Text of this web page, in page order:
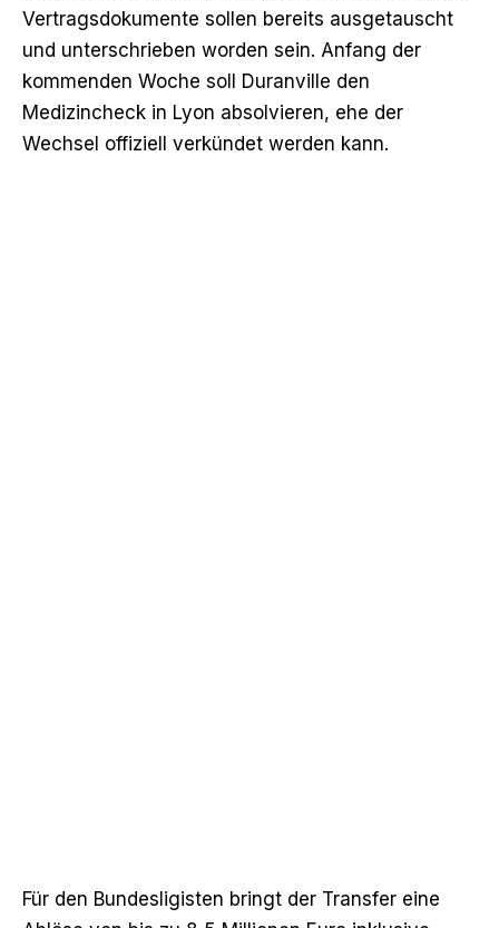
Vertragsdokumente sollen bereits ausgetauscht
und unterschrieben worden sein. Anfang der
kommenden Woche soll Duranville den
Medizincheck in Lyon absolvieren, ehe der
Wechsel offiziell verkündet werden kann.
Für den Bundesligisten bringt der Transfer eine